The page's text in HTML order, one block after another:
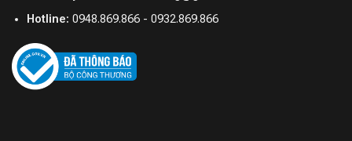
Hotline: 0948.869.866 - 0932.869.866